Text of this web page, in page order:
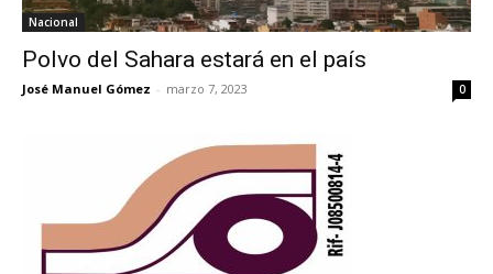
Nacional
Polvo del Sahara estará en el país
José Manuel Gómez - marzo 7, 2023 0